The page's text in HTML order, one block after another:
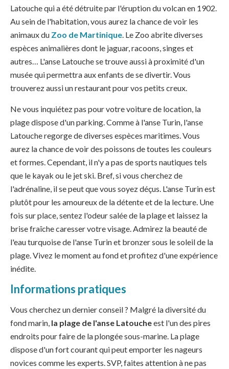
Latouche qui a été détruite par l'éruption du volcan en 1902.
Au sein de l'habitation, vous aurez la chance de voir les
animaux du Zoo de Martinique. Le Zoo abrite diverses
espèces animalières dont le jaguar, racoons, singes et
autres… L'anse Latouche se trouve aussi à proximité d'un
musée qui permettra aux enfants de se divertir. Vous
trouverez aussi un restaurant pour vos petits creux.
Ne vous inquiétez pas pour votre voiture de location, la
plage dispose d'un parking. Comme à l'anse Turin, l'anse
Latouche regorge de diverses espèces maritimes. Vous
aurez la chance de voir des poissons de toutes les couleurs
et formes. Cependant, il n'y a pas de sports nautiques tels
que le kayak ou le jet ski. Bref, si vous cherchez de
l'adrénaline, il se peut que vous soyez déçus. L'anse Turin est
plutôt pour les amoureux de la détente et de la lecture. Une
fois sur place, sentez l'odeur salée de la plage et laissez la
brise fraîche caresser votre visage. Admirez la beauté de
l'eau turquoise de l'anse Turin et bronzer sous le soleil de la
plage. Vivez le moment au fond et profitez d'une expérience
inédite.
Informations pratiques
Vous cherchez un dernier conseil ? Malgré la diversité du
fond marin, la plage de l'anse Latoucheest l'un des pires
endroits pour faire de la plongée sous-marine. La plage
dispose d'un fort courant qui peut emporter les nageurs
novices comme les experts. SVP, faites attention à ne pas